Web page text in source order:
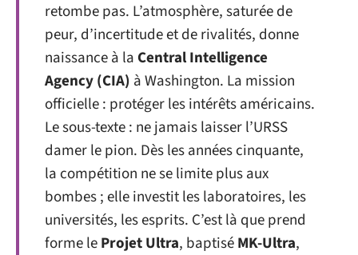
retombe pas. L’atmosphère, saturée de
peur, d’incertitude et de rivalités, donne
naissance à la Central Intelligence
Agency (CIA) à Washington. La mission
officielle : protéger les intérêts américains.
Le sous-texte : ne jamais laisser l’URSS
damer le pion. Dès les années cinquante,
la compétition ne se limite plus aux
bombes ; elle investit les laboratoires, les
universités, les esprits. C’est là que prend
forme leProjet Ultra, baptiséMK-Ultra,